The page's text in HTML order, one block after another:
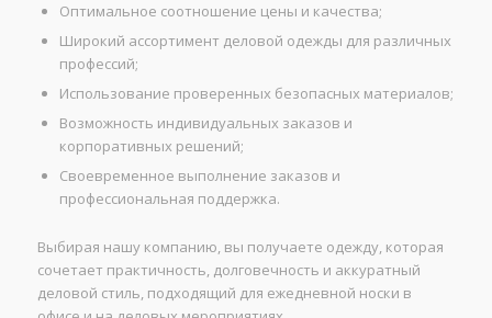
Оптимальное соотношение цены и качества;
Широкий ассортимент деловой одежды для различных
профессий;
Использование проверенных безопасных материалов;
Возможность индивидуальных заказов и
корпоративных решений;
Своевременное выполнение заказов и
профессиональная поддержка.
Выбирая нашу компанию, вы получаете одежду, которая
сочетает практичность, долговечность и аккуратный
деловой стиль, подходящий для ежедневной носки в